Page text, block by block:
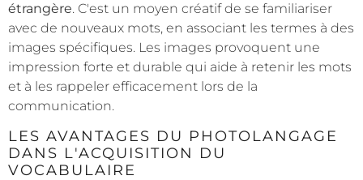
étrangère. C'est un moyen créatif de se familiariser
avec de nouveaux mots, en associant les termes à des
images spécifiques. Les images provoquent une
impression forte et durable qui aide à retenir les mots
et à les rappeler efficacement lors de la
communication.
LES AVANTAGES DU PHOTOLANGAGE
DANS L'ACQUISITION DU
VOCABULAIRE